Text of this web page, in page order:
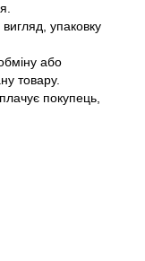
упаковку
або
товару.
покупець,